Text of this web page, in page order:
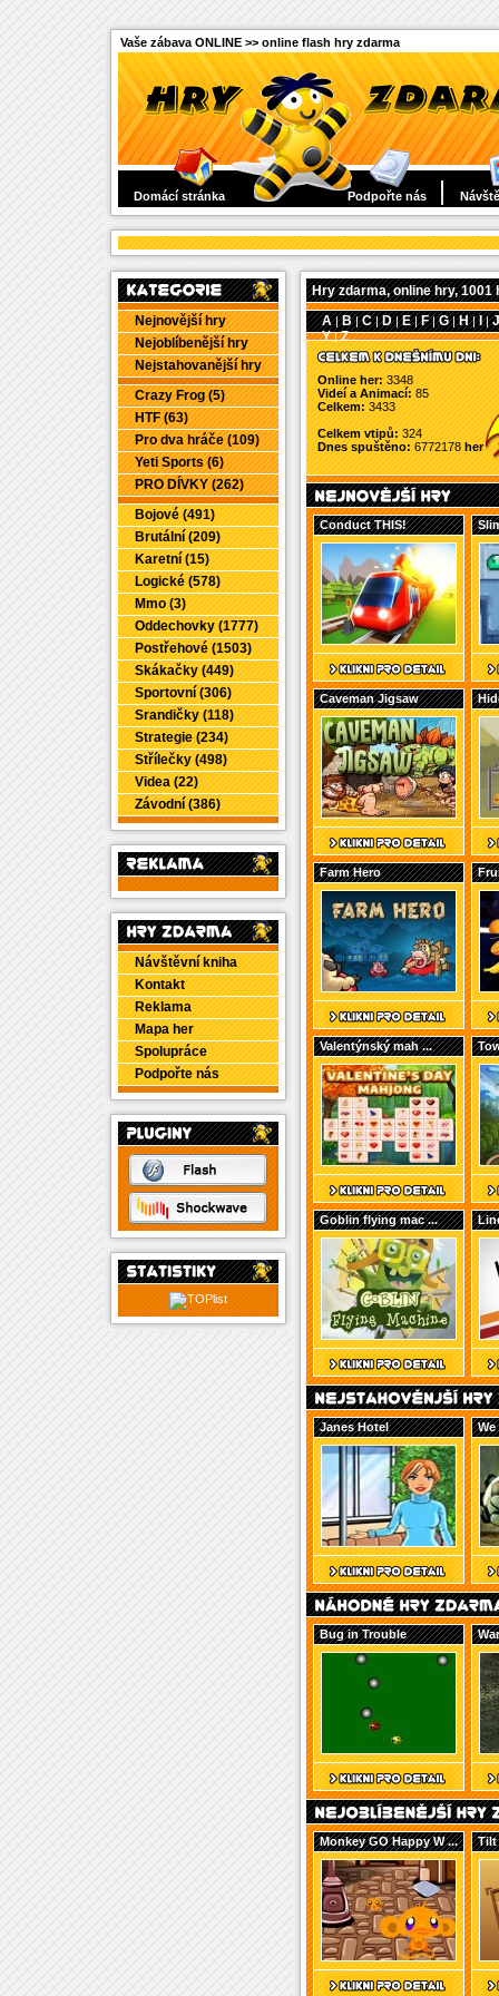
Vaše zábava ONLINE >> online flash hry zdarma
Domácí stránka Podpořte nás
Nejnovější hry
Nejoblíbenější hry
Nejstahovanější hry
Crazy Frog (5)
HTF (63)
Pro dva hráče (109)
Yeti Sports (6)
PRO DÍVKY (262)
Bojové (491)
Brutální (209)
Karetní (15)
Logické (578)
Mmo (3)
Oddechovky (1777)
Postřehové (1503)
Skákačky (449)
Sportovní (306)
Srandičky (118)
Strategie (234)
Střílečky (498)
Videa (22)
Závodní (386)
Návštěvní kniha
Kontakt
Reklama
Mapa her
Spolupráce
Podpořte nás
Hry zdarma, online hry, 1001
A |B |C |D |E |F |G |H |I |J
Y |Z
Online her:3348
Videí a Animací:85
Celkem:3433
Celkem vtipů:324
Dnes spuštěno:6772178her
Conduct THIS!
Caveman Jigsaw
Farm Hero
Valentýnský mah ...
Goblin flying mac ...
Janes Hotel We
Bug in Trouble
Monkey GO Happy W ... Tilt